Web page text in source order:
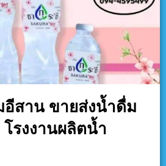
อีสาน ขายส่งน้ำดื่ม
รงงานผลิตน้ำ